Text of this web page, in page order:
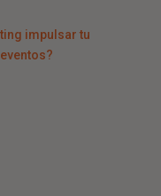
impulsar tu